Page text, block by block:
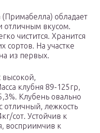
обладает
отличным вкусом.
чистится. Хранится
сортов. На участке
из первых.
высокой,
клубня 89-125гр,
Клубень овально
отличный, лежкость
сот. Устойчив к
восприимчив к